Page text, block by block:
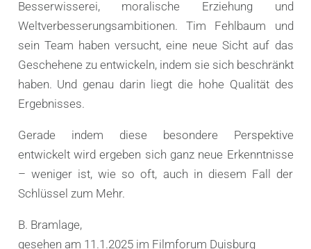
Besserwisserei, moralische Erziehung und
Weltverbesserungsambitionen. Tim Fehlbaum und
sein Team haben versucht, eine neue Sicht auf das
Geschehene zu entwickeln, indem sie sich beschränkt
haben. Und genau darin liegt die hohe Qualität des
Ergebnisses.
Gerade indem diese besondere Perspektive
entwickelt wird ergeben sich ganz neue Erkenntnisse
– weniger ist, wie so oft, auch in diesem Fall der
Schlüssel zum Mehr.
B. Bramlage,
gesehen am 11.1.2025 im Filmforum Duisburg